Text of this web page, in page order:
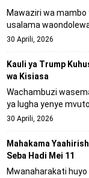
Mawaziri wa
usalama
30 Aprili, 2026
Kauli ya Trump
wa Kisiasa
Wachambuzi
ya lugha yenye
30 Aprili, 2026
Mahakama
Seba Hadi Mei 11
Mwanaharakati